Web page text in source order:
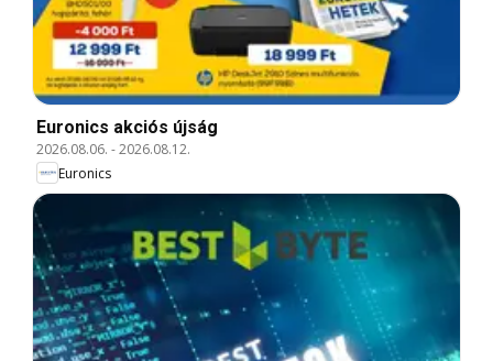
Euronics akciós újság
2026.08.06. -2026.08.12.
Euronics